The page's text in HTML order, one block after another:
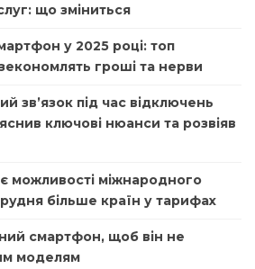
що зміниться
у 2025 році: топ
гроші та нерви
зв’язок під час відключень
ключові нюанси та розвіяв
можливості міжнародного
більше країн у тарифах
смартфон, щоб він не
моделям